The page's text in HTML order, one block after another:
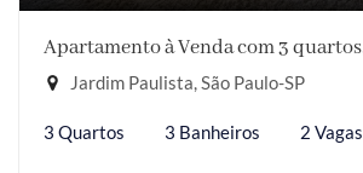
Apartamento à Venda com 3
Jardim Paulista, São Paulo-SP
3 Quartos 3 Banheiros 2 Vagas